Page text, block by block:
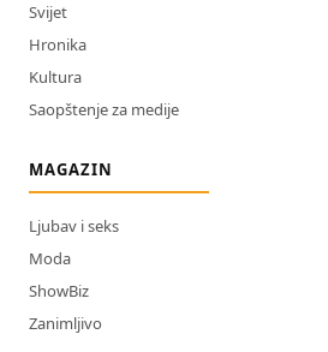
Svijet
Hronika
Kultura
Saopštenje za medije
MAGAZIN
Ljubav i seks
Moda
ShowBiz
Zanimljivo